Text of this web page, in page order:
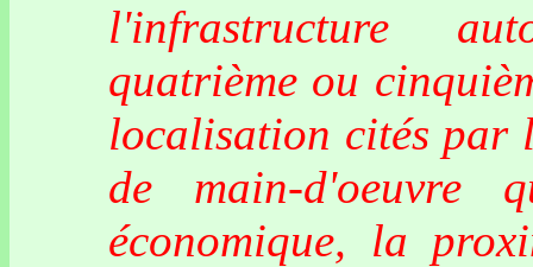
l'infrastructure
quatrième ou
localisation cités par
de main-d'oeuvre
économique, la